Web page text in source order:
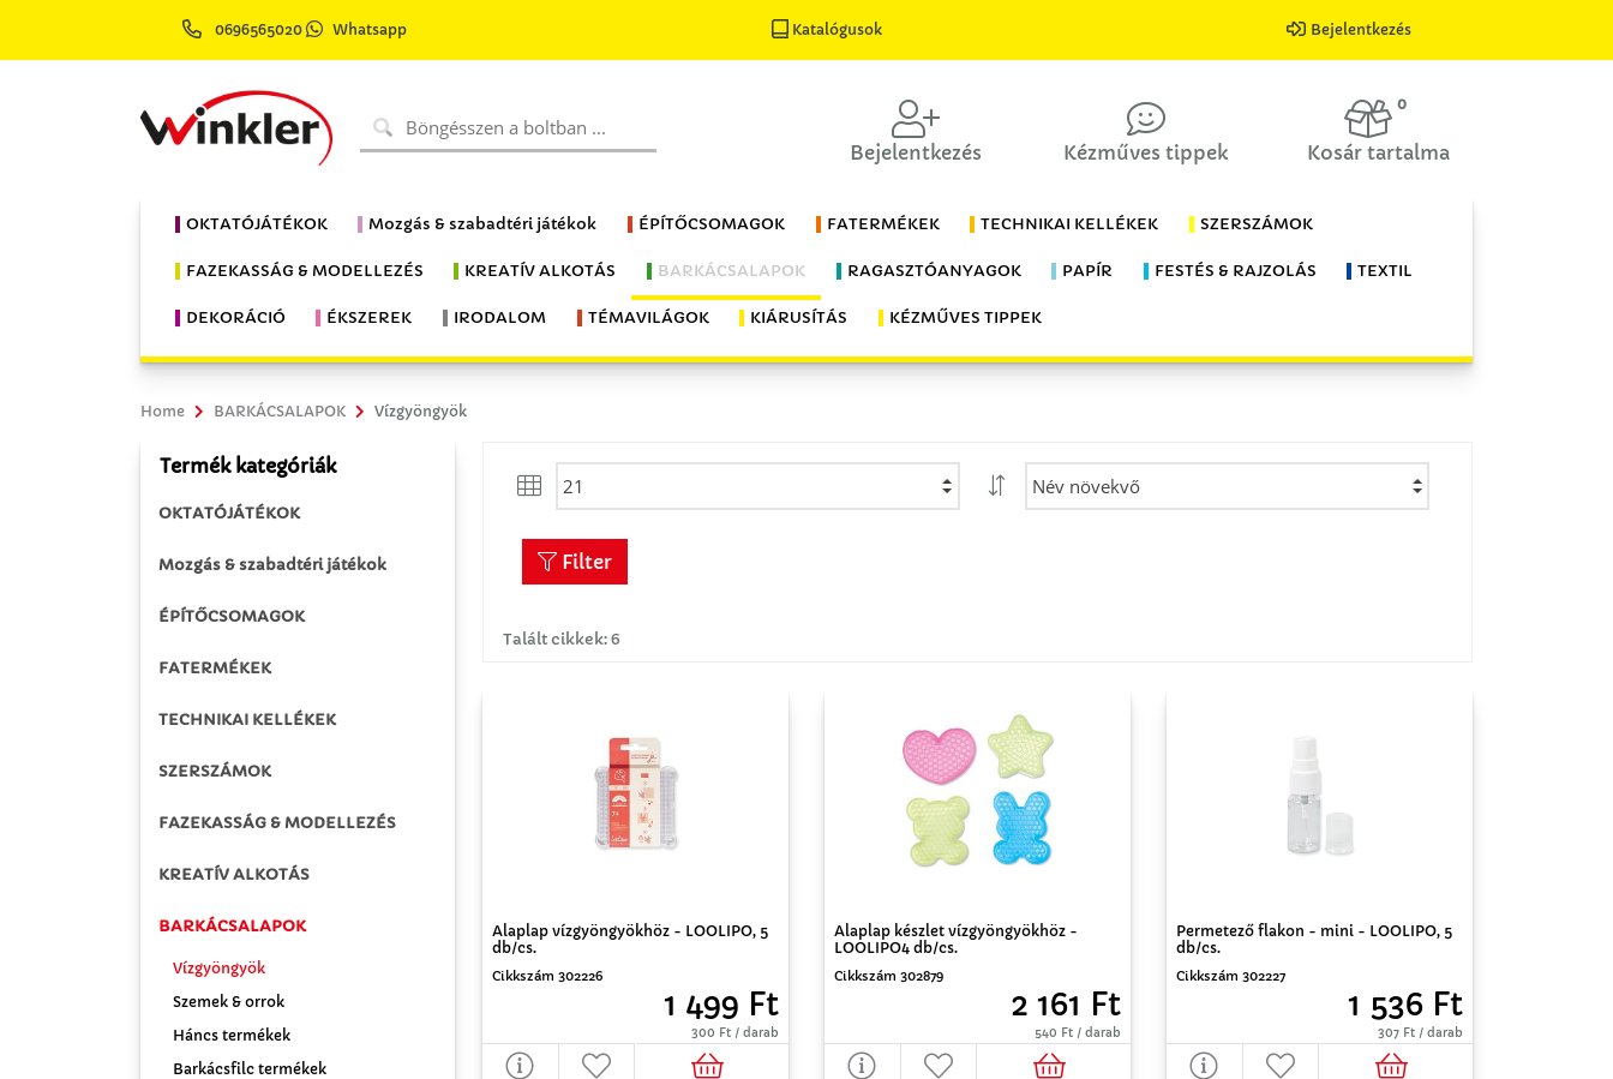
0696565020 Whatsapp Katalógusok Bejelentkezés
Bejelentkezés Kézműves tippek
0
Kosár tartalma
OKTATÓJÁTÉKOK Mozgás & szabadtéri játékok ÉPÍTŐCSOMAGOK FATERMÉKEK TECHNIKAI KELLÉKEK SZERSZÁMOK
FAZEKASSÁG & MODELLEZÉS KREATÍV ALKOTÁS BARKÁCSALAPOK RAGASZTÓANYAGOK PAPÍR FESTÉS & RAJZOLÁS TEXTIL
DEKORÁCIÓ ÉKSZEREK IRODALOM TÉMAVILÁGOK KIÁRUSÍTÁS KÉZMŰVES TIPPEK
Home BARKÁCSALAPOK Vízgyöngyök
Termék kategóriák
OKTATÓJÁTÉKOK
Mozgás & szabadtéri játékok
ÉPÍTŐCSOMAGOK
FATERMÉKEK
TECHNIKAI KELLÉKEK
SZERSZÁMOK
FAZEKASSÁG & MODELLEZÉS
KREATÍV ALKOTÁS
BARKÁCSALAPOK
Vízgyöngyök
Szemek & orrok
Háncs termékek
Barkácsfilc termékek
Talált cikkek: 6
Filter
Alaplap vízgyöngyökhöz - LOOLIPO, 5
db/cs.
Cikkszám 302226
1 499 Ft
300 Ft / darab
Alaplap készlet vízgyöngyökhöz -
LOOLIPO4 db/cs.
Cikkszám 302879
2 161 Ft
540 Ft / darab
Permetező flakon - mini - LOOLIPO, 5
db/cs.
Cikkszám 302227
1 536 Ft
307 Ft / darab